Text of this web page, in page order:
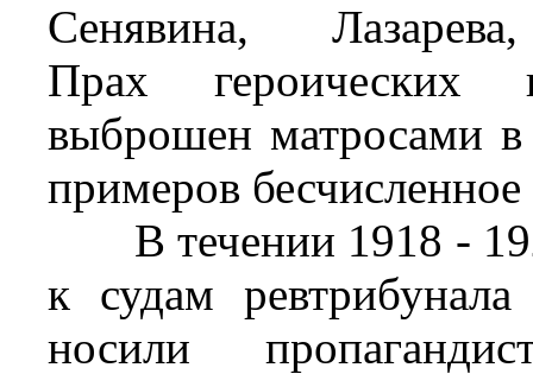
Сенявина,
Прах героических
выброшен матросами
примеров
В течении 1918 -
к судам
носили